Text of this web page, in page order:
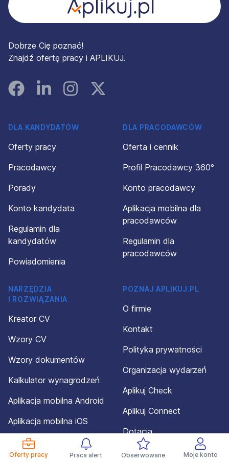
Oferty pracy Praca alert Obserwowane Moje konto
Dobrze Cię poznać!
Znajdź ofertę pracy i APLIKUJ.
FacebookLinked InInstagramInstagram
DLA KANDYDATÓW
Oferty pracy
Pracodawcy
Porady
Konto kandydata
Regulamin dla
kandydatów
Powiadomienia
DLA PRACODAWCÓW
Oferta i cennik
Profil Pracodawcy 360°
Konto pracodawcy
Aplikacja mobilna dla
pracodawców
Regulamin dla
pracodawców
NARZĘDZIA
I ROZWIĄZANIA
Kreator CV
Wzory CV
Wzory dokumentów
Kalkulator wynagrodzeń
Aplikacja mobilna Android
Aplikacja mobilna iOS
POZNAJ APLIKUJ.PL
O firmie
Kontakt
Polityka prywatności
Organizacja wydarzeń
Aplikuj Check
Aplikuj Connect
Dotacja
Mapa serwisu